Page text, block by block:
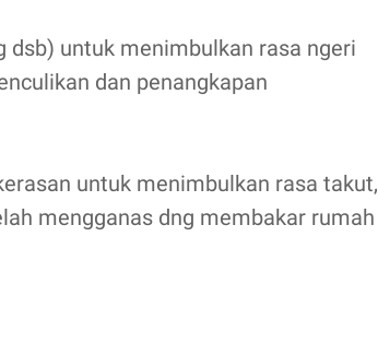
dsb) untuk menimbulkan rasa ngeri
dan penangkapan
untuk menimbulkan rasa takut,
mengganas dng membakar rumah